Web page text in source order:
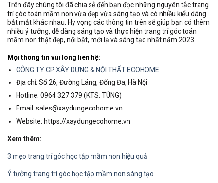
Trên đây chúng tôi đã chia sẻ đến bạn đọc những nguyên tắc trang
trí góc toán mầm non vừa đẹp vừa sáng tạo và có nhiều kiểu dáng
bắt mắt khác nhau. Hy vọng các thông tin trên sẽ giúp bạn có thêm
nhiều ý tưởng, dễ dàng sáng tạo và thực hiện trang trí góc toán
mầm non thật đẹp, nổi bật, mới lạ và sáng tạo nhất năm 2023.
Mọi thông tin vui lòng liên hệ:
CÔNG TY CP XÂY DỰNG & NỘI THẤT ECOHOME
Địa chỉ: Số 26, Đường Láng, Đống Đa, Hà Nội
Hotline: 0964 327 379 (KTS: TÙNG)
Email: sales@xaydungecohome.vn
Website: https://xaydungecohome.vn
Xem thêm:
3 mẹo trang trí góc học tập mầm non hiệu quả
Ý tưởng trang trí góc học tập mầm non sáng tạo